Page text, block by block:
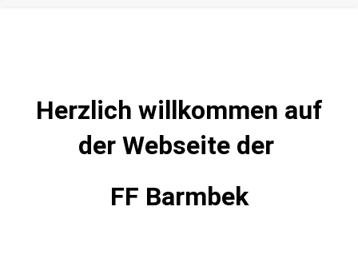
Herzlich willkommen auf
der Webseite der
FF Barmbek